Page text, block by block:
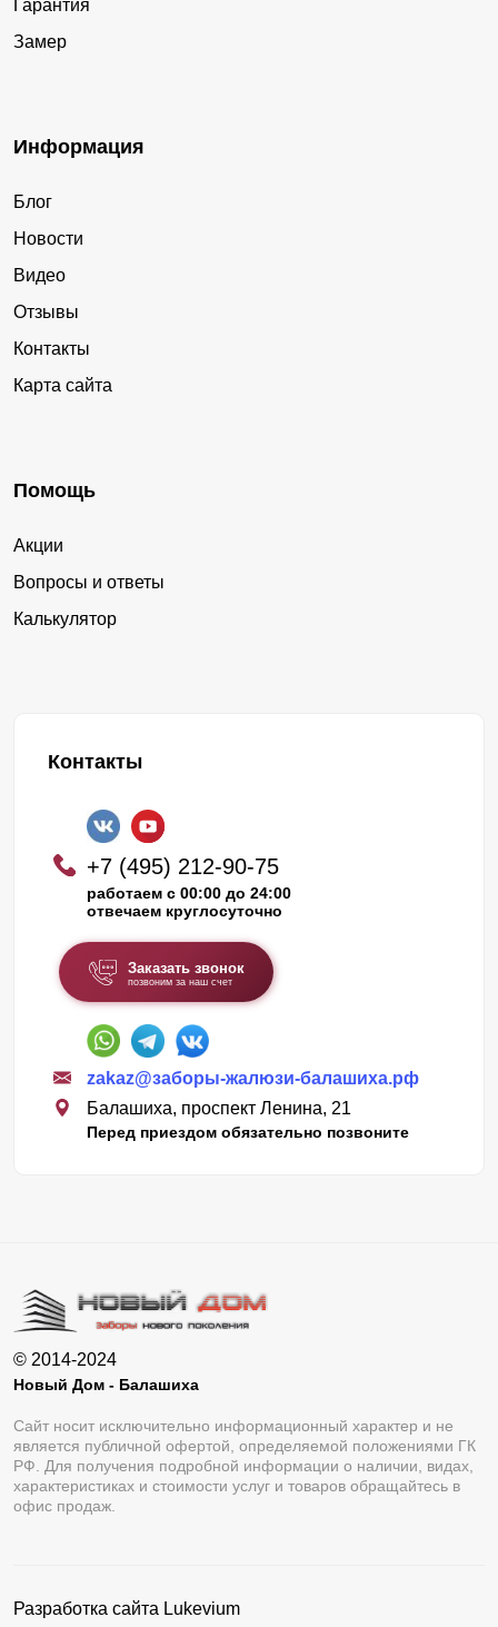
Гарантия
Замер
Информация
Блог
Новости
Видео
Отзывы
Контакты
Карта сайта
Помощь
Акции
Вопросы и ответы
Калькулятор
Контакты
+7 (495) 212-90-75
работаем с 00:00 до 24:00
отвечаем круглосуточно
Заказать звонок
позвоним за наш счет
zakaz@заборы-жалюзи-балашиха.рф
Балашиха, проспект Ленина, 21
Перед приездом обязательно позвоните
© 2014-2024
Новый Дом - Балашиха
Сайт носит исключительно информационный характер и не
является публичной офертой, определяемой положениями ГК
РФ. Для получения подробной информации о наличии, видах,
характеристиках и стоимости услуг и товаров обращайтесь в
офис продаж.
Разработка сайта Lukevium